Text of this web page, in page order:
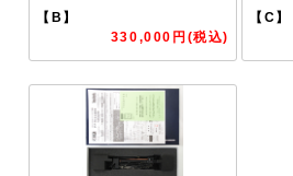
【B】
330,000円(税込)
【C】